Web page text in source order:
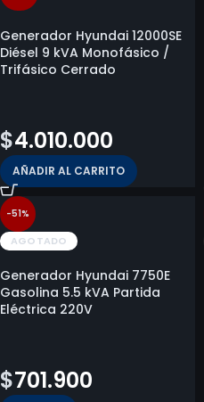
Generador Hyundai 12000SE
Diésel 9 kVA Monofásico /
Trifásico Cerrado
$4.010.000
AÑADIR AL CARRITO
-51%
AGOTADO
Generador Hyundai 7750E
Gasolina 5.5 kVA Partida
Eléctrica 220V
$701.900